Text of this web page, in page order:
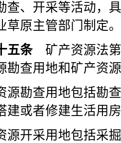
查、开采等活动，
草原主管部门制定。
五条矿产资源法第
勘查用地和矿产资
源勘查用地包括勘
建或者修建生活用
源开采用地包括采